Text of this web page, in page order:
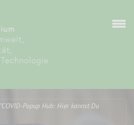
"COVID-Popup Hub: Hier kannst Du